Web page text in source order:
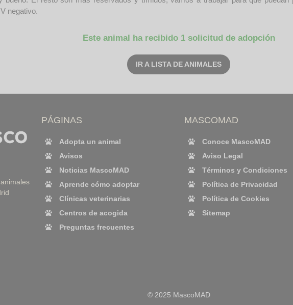
negativo.
Este animal ha recibido 1 solicitud de adopción
IR A LISTA DE ANIMALES
PÁGINAS
Adopta un animal
Avisos
Noticias MascoMAD
Aprende cómo adoptar
Clínicas veterinarias
Centros de acogida
Preguntas frecuentes
MASCOMAD
Conoce MascoMAD
Aviso Legal
Términos y Condiciones
Política de Privacidad
Política de Cookies
Sitemap
© 2025 MascoMAD